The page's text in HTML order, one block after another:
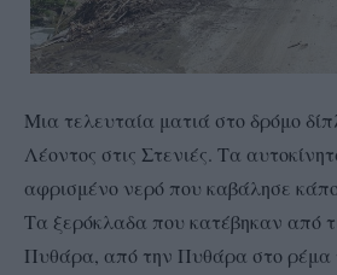
Μια τελευταία ματιά στο δρόμο
Λέοντος στις Στενιές. Τα
αφρισμένο νερό που καβάλησε
Τα ξερόκλαδα που κατέβηκαν από
Πυθάρα, από την Πυθάρα στο ρέμα